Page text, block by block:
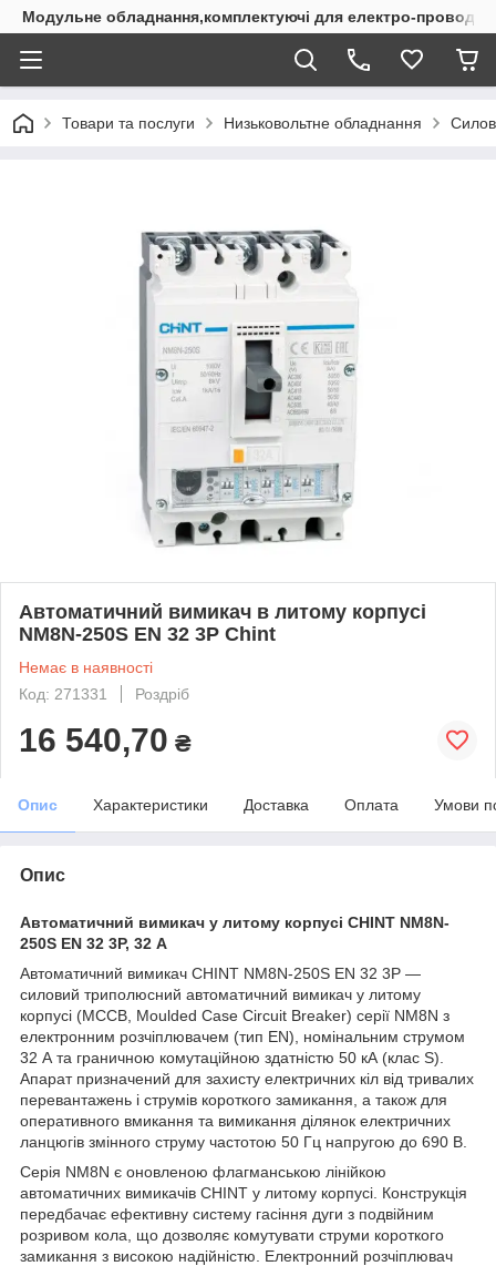
Модульне обладнання,комплектуючі для електро-проводки
Товари та послуги Низьковольтне обладнання
Автоматичний вимикач в литому корпусі
NM8N-250S EN 32 3P Chint
Немає в наявності
Код: 271331
Роздріб
16 540,70 ₴
Опис Характеристики Доставка Оплата Умови
Опис
Автоматичний вимикач у литому корпусі CHINT NM8N-
250S EN 32 3P, 32 А
Автоматичний вимикач CHINT NM8N-250S EN 32 3P —
силовий триполюсний автоматичний вимикач у литому
корпусі (MCCB, Moulded Case Circuit Breaker) серії NM8N з
електронним розчіплювачем (тип EN), номінальним струмом
32 А та граничною комутаційною здатністю 50 кА (клас S).
Апарат призначений для захисту електричних кіл від тривалих
перевантажень і струмів короткого замикання, а також для
оперативного вмикання та вимикання ділянок електричних
ланцюгів змінного струму частотою 50 Гц напругою до 690 В.
Серія NM8N є оновленою флагманською лінійкою
автоматичних вимикачів CHINT у литому корпусі. Конструкція
передбачає ефективну систему гасіння дуги з подвійним
розривом кола, що дозволяє комутувати струми короткого
замикання з високою надійністю. Електронний розчіплювач